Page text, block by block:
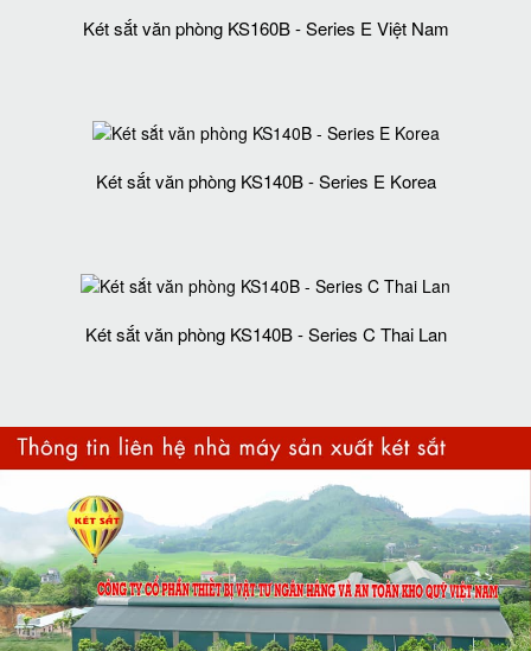
Két sắt văn phòng KS160B - Series E Việt Nam
Két sắt văn phòng KS140B - Series E Korea
Két sắt văn phòng KS140B - Series C Thai Lan